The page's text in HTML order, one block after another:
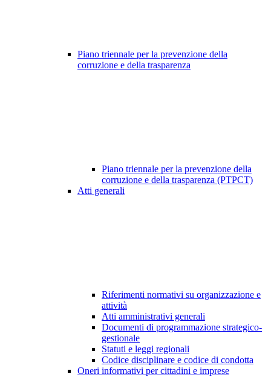
Piano triennale per la prevenzione della
corruzione e della trasparenza
Piano triennale per la prevenzione della
corruzione e della trasparenza (PTPCT)
Atti generali
Riferimenti normativi su organizzazione e
attività
Atti amministrativi generali
Documenti di programmazione strategico-
gestionale
Statuti e leggi regionali
Codice disciplinare e codice di condotta
Oneri informativi per cittadini e imprese